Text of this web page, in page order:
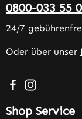
0800-033 55
24/7
Oder über unser
Besuche uns
Schau auf
Shop Service